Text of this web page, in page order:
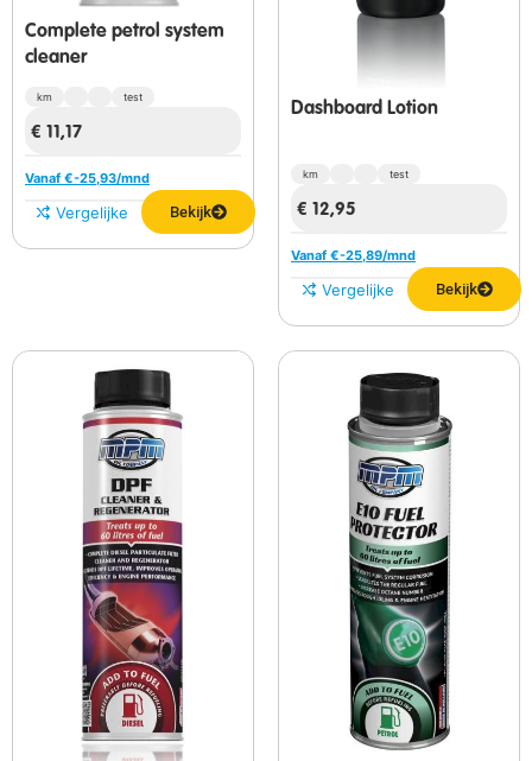
Complete petrol system
cleaner
km test
€ 11,17
Vanaf €-25,93/mnd
Vergelijken Bekijk
Dashboard Lotion
km test
€ 12,95
Vanaf €-25,89/mnd
Vergelijken Bekijk